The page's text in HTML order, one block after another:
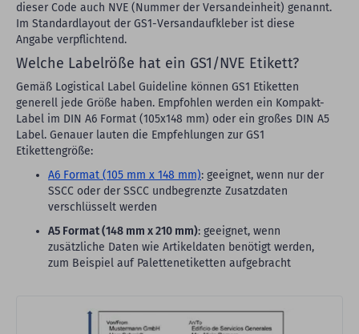
dieser Code auch NVE (Nummer der Versandeinheit) genannt.
Im Standardlayout der GS1-Versandaufkleber ist diese
Angabe verpflichtend.
Welche Labelröße hat ein GS1/NVE Etikett?
Gemäß Logistical Label Guideline können GS1 Etiketten
generell jede Größe haben. Empfohlen werden ein Kompakt-
Label im DIN A6 Format (105x148 mm) oder ein großes DIN A5
Label. Genauer lauten die Empfehlungen zur GS1
Etikettengröße:
A6 Format (105 mm x 148 mm): geeignet, wenn nur der
SSCC oder der SSCC undbegrenzte Zusatzdaten
verschlüsselt werden
A5 Format (148 mm x 210 mm): geeignet, wenn
zusätzliche Daten wie Artikeldaten benötigt werden,
zum Beispiel auf Palettenetiketten aufgebracht